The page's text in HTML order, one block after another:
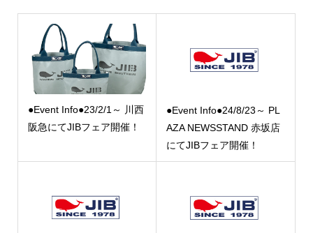
●Event Info●23/2/1～ 川西
阪急にてJIBフェア開催！
●Event Info●24/8/23～ PL
AZA NEWSSTAND 赤坂店
にてJIBフェア開催！